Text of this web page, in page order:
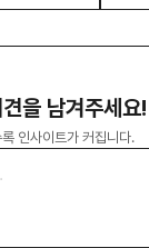
을 남겨주세요!
인사이트가 커집니다.